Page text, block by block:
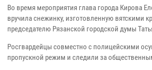
Во время мероприятия глава города Кирова
вручила снежинку, изготовленную вятскими
председателю Рязанской городской думы
Росгвардейцы совместно с полицейскими
пропускной режим и следили за